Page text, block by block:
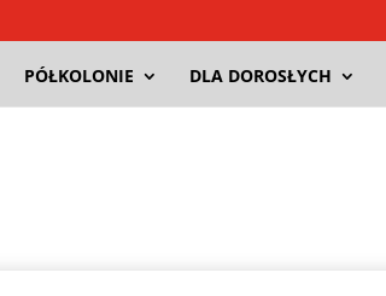
PÓŁKOLONIE DLA DOROSŁYCH